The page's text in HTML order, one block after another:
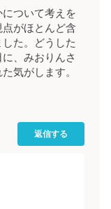
ついて考えを
がほとんど含
た。どうした
、みおりんさ
気がします。
返信する